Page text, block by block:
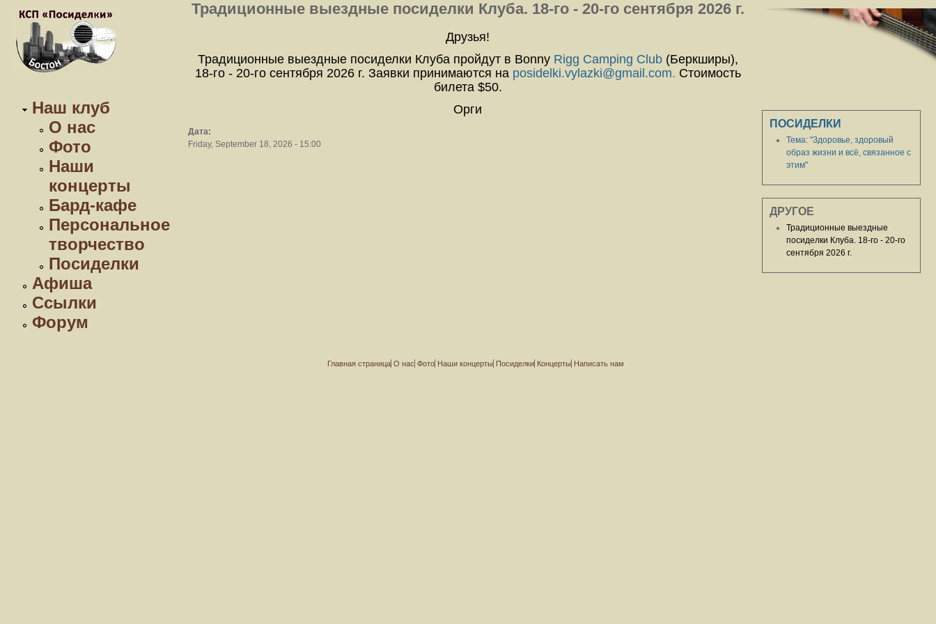
Наш клуб
О нас
Фото
Наши
концерты
Бард-кафе
Персональное
творчество
Посиделки
Афиша
Ссылки
Форум
Традиционные выездные посиделки Клуба. 18-го - 20-го сентября 2026 г.
Друзья!
Традиционные выездные посиделки Клуба пройдут в Bonny Rigg Camping Club (Беркширы),
18-го - 20-го сентября 2026 г. Заявки принимаются на posidelki.vylazki@gmail.com. Стоимость
билета $50.
Орги
Дата:
Friday, September 18, 2026 - 15:00
ПОСИДЕЛКИ
Тема: "Здоровье, здоровый
образ жизни и всё, связанное с
этим"
ДРУГОЕ
Традиционные выездные
посиделки Клуба. 18-го - 20-го
сентября 2026 г.
Главная страница О нас Фото Наши концерты Посиделки Концерты Написать нам